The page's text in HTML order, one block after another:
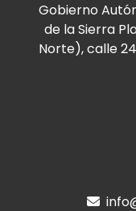
Gobierno
de la Sierra
Norte), calle